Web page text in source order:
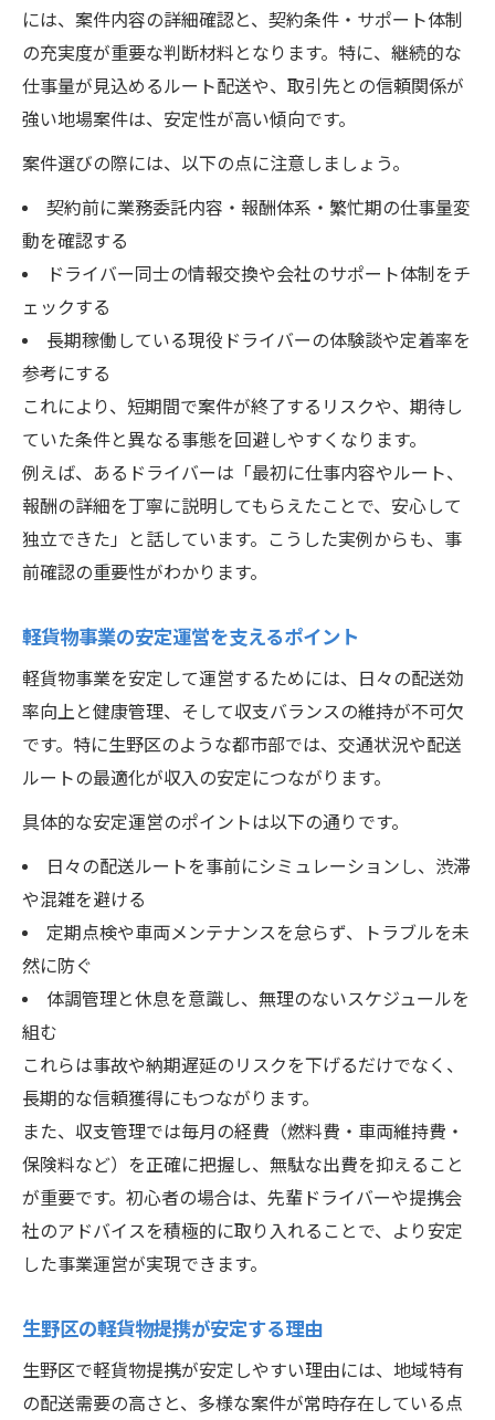
には、案件内容の詳細確認と、契約条件・サポート体制
の充実度が重要な判断材料となります。特に、継続的な
仕事量が見込めるルート配送や、取引先との信頼関係が
強い地場案件は、安定性が高い傾向です。
案件選びの際には、以下の点に注意しましょう。
契約前に業務委託内容・報酬体系・繁忙期の仕事量変
動を確認する
ドライバー同士の情報交換や会社のサポート体制をチ
ェックする
長期稼働している現役ドライバーの体験談や定着率を
参考にする
これにより、短期間で案件が終了するリスクや、期待し
ていた条件と異なる事態を回避しやすくなります。
例えば、あるドライバーは「最初に仕事内容やルート、
報酬の詳細を丁寧に説明してもらえたことで、安心して
独立できた」と話しています。こうした実例からも、事
前確認の重要性がわかります。
軽貨物事業の安定運営を支えるポイント
軽貨物事業を安定して運営するためには、日々の配送効
率向上と健康管理、そして収支バランスの維持が不可欠
です。特に生野区のような都市部では、交通状況や配送
ルートの最適化が収入の安定につながります。
具体的な安定運営のポイントは以下の通りです。
日々の配送ルートを事前にシミュレーションし、渋滞
や混雑を避ける
定期点検や車両メンテナンスを怠らず、トラブルを未
然に防ぐ
体調管理と休息を意識し、無理のないスケジュールを
組む
これらは事故や納期遅延のリスクを下げるだけでなく、
長期的な信頼獲得にもつながります。
また、収支管理では毎月の経費（燃料費・車両維持費・
保険料など）を正確に把握し、無駄な出費を抑えること
が重要です。初心者の場合は、先輩ドライバーや提携会
社のアドバイスを積極的に取り入れることで、より安定
した事業運営が実現できます。
生野区の軽貨物提携が安定する理由
生野区で軽貨物提携が安定しやすい理由には、地域特有
の配送需要の高さと、多様な案件が常時存在している点